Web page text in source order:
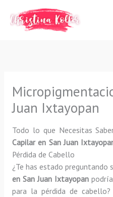
contenido
Juan Ixtayopan
Todo lo que Necesitas
Capilar en San Juan
Pérdida de Cabello
¿Te has estado preguntando
en San Juan Ixtayopanpodría
para la pérdida de